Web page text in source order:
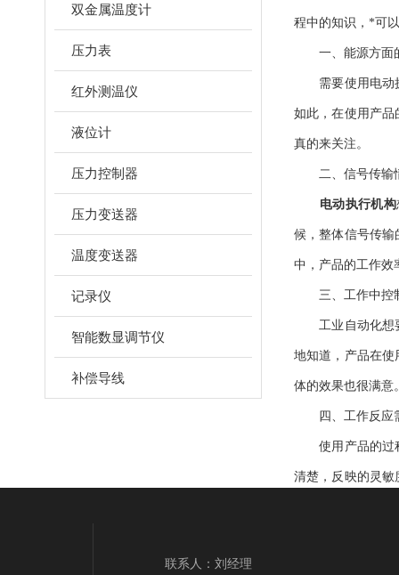
双金属温度计
压力表
红外测温仪
液位计
压力控制器
压力变送器
温度变送器
记录仪
智能数显调节仪
补偿导线
程中的知识，*可
一、能源方面
需要使用电动执
如此，在使用产
真的来关注。
二、信号传输
电动执行机构
候，整体信号传
中，产品的工作效
三、工作中控
工业自动化想要
地知道，产品在
体的效果也很满意
四、工作反应
使用产品的过程
清楚，反映的灵
联系人：刘经理